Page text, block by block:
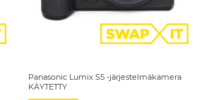
Panasonic Lumix S5 -järjestelmäkamera
KÄYTETTY